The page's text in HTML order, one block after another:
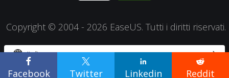

Facebook

Twitter

Linkedin

Reddit
Copyright © 2004 - 2026 EaseUS. Tutti i diritti riservati.
 Italiano 